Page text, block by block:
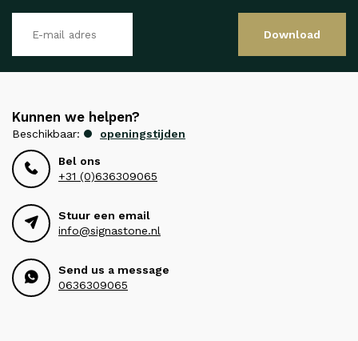
Download
Kunnen we helpen?
Beschikbaar: openingstijden
Bel ons
+31 (0)636309065
Stuur een email
info@signastone.nl
Send us a message
0636309065